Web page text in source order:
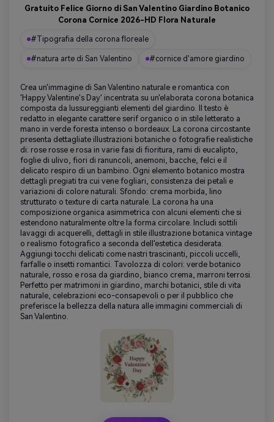
Gratuito Felice Giorno di San Valentino Giardino Botanico
Corona Cornice 2026-HD Flora Naturale
#Tipografia della corona floreale
#natura arte di San Valentino #cornice d'amore giardino
Crea un'immagine di San Valentino naturale e romantica con
'Happy Valentine's Day' incentrata su un'elaborata corona botanica
composta da lussureggianti elementi del giardino. Il testo è
redatto in elegante carattere serif organico o in stile letterato a
mano in verde foresta intenso o bordeaux. La corona circostante
presenta dettagliate illustrazioni botaniche o fotografie realistiche
di: rose rosse e rosa in varie fasi di fioritura, rami di eucalipto,
foglie di ulivo, fiori di ranuncoli, anemoni, bacche, felci e il
delicato respiro di un bambino. Ogni elemento botanico mostra
dettagli pregiati tra cui vene fogliari, consistenza dei petali e
variazioni di colore naturali. Sfondo: crema morbida, lino
strutturato o texture di carta naturale. La corona ha una
composizione organica asimmetrica con alcuni elementi che si
estendono naturalmente oltre la forma circolare. Includi sottili
lavaggi di acquerelli, dettagli in stile illustrazione botanica vintage
o realismo fotografico a seconda dell'estetica desiderata.
Aggiungi tocchi delicati come nastri trascinanti, piccoli uccelli,
farfalle o insetti romantici. Tavolozza di colori: verde botanico
naturale, rosso e rosa da giardino, bianco crema, marroni terrosi.
Perfetto per matrimoni in giardino, marchi botanici, stile di vita
naturale, celebrazioni eco-consapevoli o per il pubblico che
preferisce la bellezza della natura alle immagini commerciali di
San Valentino.